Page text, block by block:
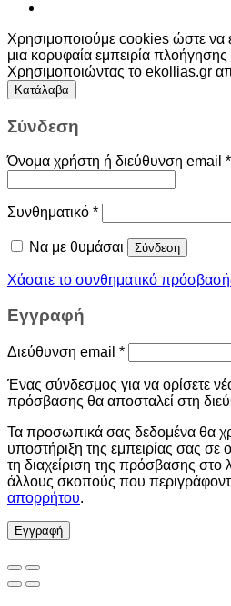
Χρησιμοποιούμε cookies ώστε να
μια κορυφαία εμπειρία πλοήγησης
Χρησιμοποιώντας το ekollias.gr
Κατάλαβα
Σύνδεση
Όνομα χρήστη ή διεύθυνση email *
Συνθηματικό *
Να με θυμάσαι Σύνδεση
Χάσατε το συνθηματικό
Εγγραφή
Διεύθυνση email *
Ένας σύνδεσμος για να ορίσετε
πρόσβασης θα αποσταλεί στη
Τα προσωπικά σας δεδομένα θα
υποστήριξη της εμπειρίας σας σε
τη διαχείριση της πρόσβασης στο
άλλους σκοπούς που
απορρήτου.
Εγγραφή